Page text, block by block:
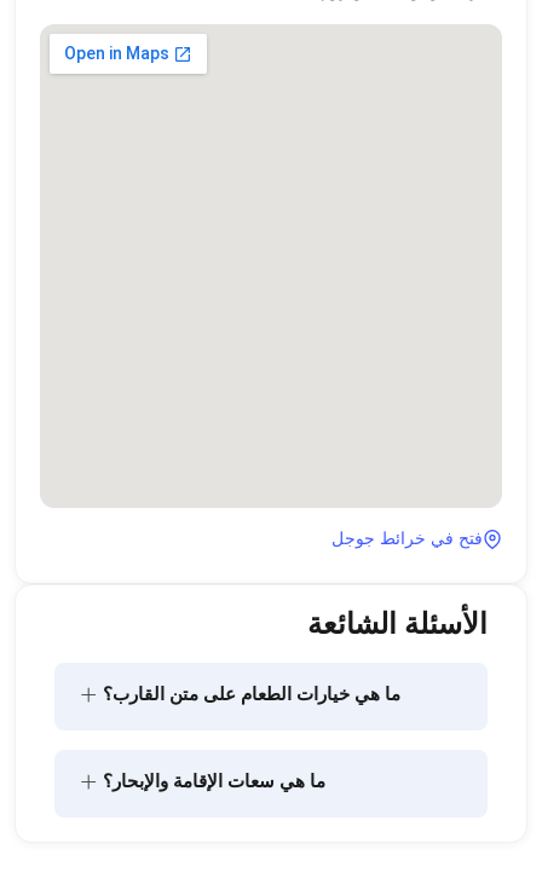
فتح في خرائط جوجل
الأسئلة الشائعة
ما هي خيارات الطعام على متن القارب؟ +
ما هي سعات الإقامة والإبحار؟ +